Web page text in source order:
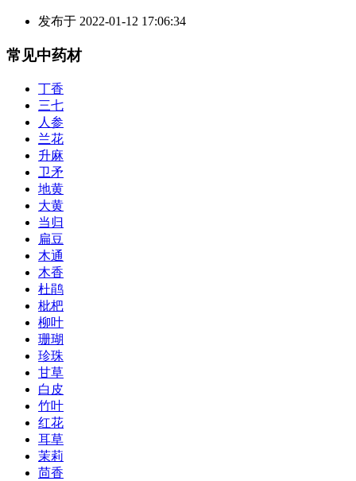
发布于 2022-01-12 17:06:34
常见中药材
丁香
三七
人参
兰花
升麻
卫矛
地黄
大黄
当归
扁豆
木通
木香
杜鹃
枇杷
柳叶
珊瑚
珍珠
甘草
白皮
竹叶
红花
耳草
茉莉
茴香